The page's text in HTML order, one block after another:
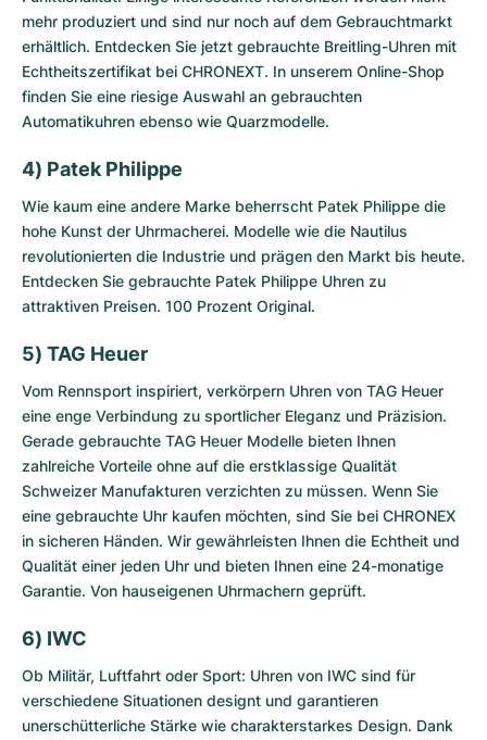
mehr produziert und sind nur noch auf dem Gebrauchtmarkt
erhältlich. Entdecken Sie jetzt gebrauchte Breitling-Uhren mit
Echtheitszertifikat bei CHRONEXT. In unserem Online-Shop
finden Sie eine riesige Auswahl an gebrauchten
Automatikuhren ebenso wie Quarzmodelle.
4) Patek Philippe
Wie kaum eine andere Marke beherrscht Patek Philippe die
hohe Kunst der Uhrmacherei. Modelle wie die Nautilus
revolutionierten die Industrie und prägen den Markt bis heute.
Entdecken Sie gebrauchte Patek Philippe Uhren zu
attraktiven Preisen. 100 Prozent Original.
5) TAG Heuer
Vom Rennsport inspiriert, verkörpern Uhren von TAG Heuer
eine enge Verbindung zu sportlicher Eleganz und Präzision.
Gerade gebrauchte TAG Heuer Modelle bieten Ihnen
zahlreiche Vorteile ohne auf die erstklassige Qualität
Schweizer Manufakturen verzichten zu müssen. Wenn Sie
eine gebrauchte Uhr kaufen möchten, sind Sie bei CHRONEX
in sicheren Händen. Wir gewährleisten Ihnen die Echtheit und
Qualität einer jeden Uhr und bieten Ihnen eine 24-monatige
Garantie. Von hauseigenen Uhrmachern geprüft.
6) IWC
Ob Militär, Luftfahrt oder Sport: Uhren von IWC sind für
verschiedene Situationen designt und garantieren
unerschütterliche Stärke wie charakterstarkes Design. Dank